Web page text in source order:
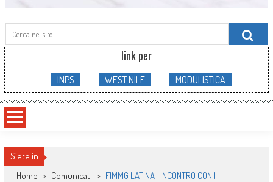
Search
for:
link per
INPS WEST NILE MODULISTICA
Siete in
Home > Comunicati > FIMMG LATINA- INCONTRO CON I